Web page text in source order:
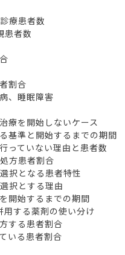
療患者数
患者数
割合
、睡眠障害
療を開始しないケース
基準と開始するまでの期間
っていない理由と患者数
方患者割合
択となる患者特性
択とする理由
開始するまでの期間
する薬剤の使い分け
する患者割合
いる患者割合